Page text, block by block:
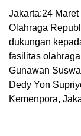
Jakarta:24
Olahraga
dukungan
fasilitas
Gunawan
Dedy Yon
Kemenpora,